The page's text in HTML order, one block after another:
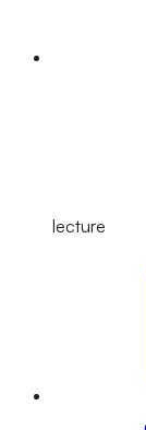
lecture